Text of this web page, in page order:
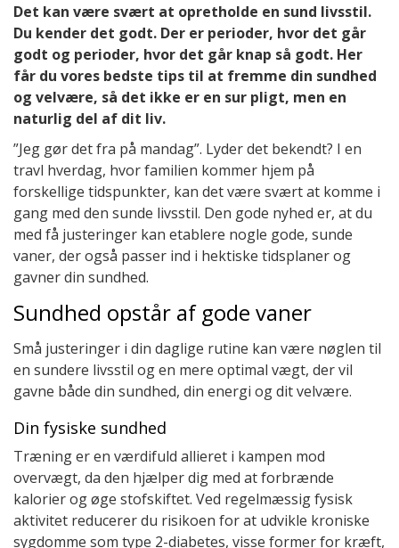
Det kan være svært at opretholde en sund livsstil.
Du kender det godt. Der er perioder, hvor det går
godt og perioder, hvor det går knap så godt. Her
får du vores bedste tips til at fremme din sundhed
og velvære, så det ikke er en sur pligt, men en
naturlig del af dit liv.
”Jeg gør det fra på mandag”. Lyder det bekendt? I en
travl hverdag, hvor familien kommer hjem på
forskellige tidspunkter, kan det være svært at komme i
gang med den sunde livsstil. Den gode nyhed er, at du
med få justeringer kan etablere nogle gode, sunde
vaner, der også passer ind i hektiske tidsplaner og
gavner din sundhed.
Sundhed opstår af gode vaner
Små justeringer i din daglige rutine kan være nøglen til
en sundere livsstil og en mere optimal vægt, der vil
gavne både din sundhed, din energi og dit velvære.
Din fysiske sundhed
Træning er en værdifuld allieret i kampen mod
overvægt, da den hjælper dig med at forbrænde
kalorier og øge stofskiftet. Ved regelmæssig fysisk
aktivitet reducerer du risikoen for at udvikle kroniske
sygdomme som type 2-diabetes, visse former for kræft,